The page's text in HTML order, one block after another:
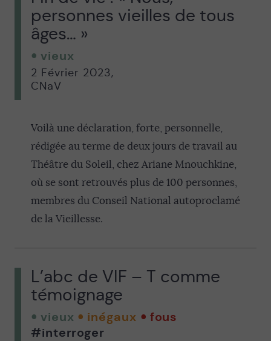
personnes vieilles de tous
âges… »
vieux
2 Février 2023,
CNaV
Voilà une déclaration, forte, personnelle,
rédigée au terme de deux jours de travail au
Théâtre du Soleil, chez Ariane Mnouchkine,
où se sont retrouvés plus de 100 personnes,
membres du Conseil National autoproclamé
de la Vieillesse.
L’abc de VIF – T comme
témoignage
vieux inégaux
fous
#interroger